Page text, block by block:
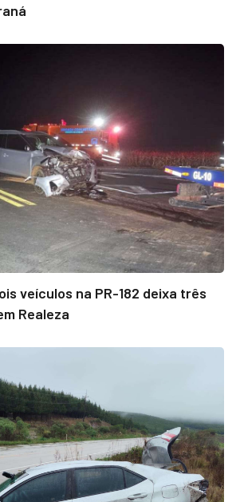
veículos na PR-182 deixa três
Realeza